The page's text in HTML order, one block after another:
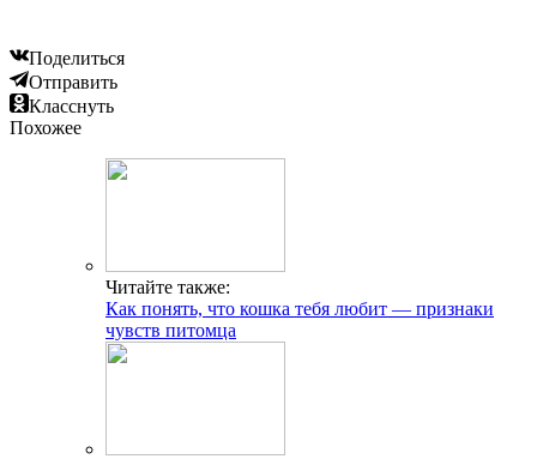
Поделиться
Отправить
Класснуть
Похожее
Читайте также:
Как понять, что кошка тебя любит — признаки
чувств питомца